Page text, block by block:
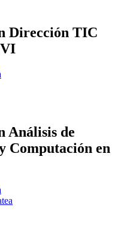
Dirección TIC
Análisis de
Computación en